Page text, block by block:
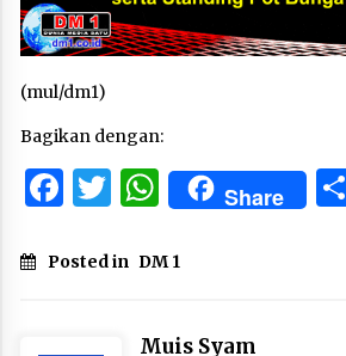
(mul/dm1)
Bagikan dengan:
Facebook
Twitter
WhatsApp
Share
Posted in DM 1
Muis Syam